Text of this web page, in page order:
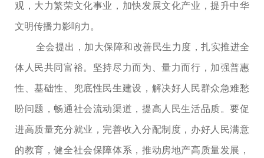
观，大力繁荣文化事业，加快发展文化产业，提升中华
文明传播力影响力。
全会提出，加大保障和改善民生力度，扎实推进全
体人民共同富裕。坚持尽力而为、量力而行，加强普惠
性、基础性、兜底性民生建设，解决好人民群众急难愁
盼问题，畅通社会流动渠道，提高人民生活品质。要促
进高质量充分就业，完善收入分配制度，办好人民满意
的教育，健全社会保障体系，推动房地产高质量发展，